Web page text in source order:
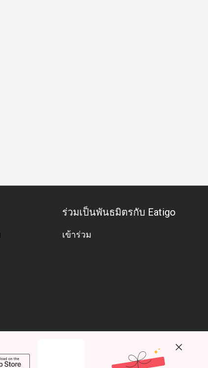
ร่วมเป็นพันธมิตรกับ Eatigo
เข้าร่วม